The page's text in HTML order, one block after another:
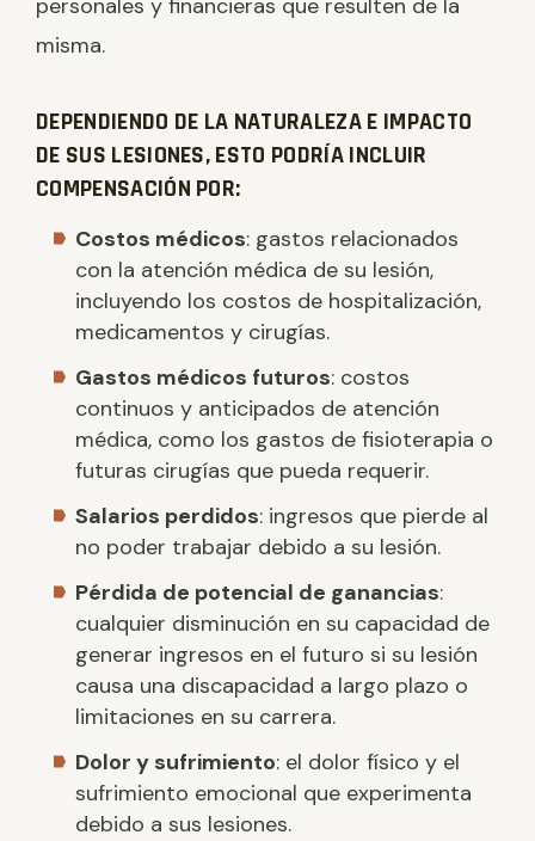
personales y financieras que resulten de la
misma.
DEPENDIENDO DE LA NATURALEZA E IMPACTO
DE SUS LESIONES, ESTO PODRÍA INCLUIR
COMPENSACIÓN POR:
Costos médicos: gastos relacionados
con la atención médica de su lesión,
incluyendo los costos de hospitalización,
medicamentos y cirugías.
Gastos médicos futuros: costos
continuos y anticipados de atención
médica, como los gastos de fisioterapia o
futuras cirugías que pueda requerir.
Salarios perdidos: ingresos que pierde al
no poder trabajar debido a su lesión.
Pérdida de potencial de ganancias:
cualquier disminución en su capacidad de
generar ingresos en el futuro si su lesión
causa una discapacidad a largo plazo o
limitaciones en su carrera.
Dolor y sufrimiento: el dolor físico y el
sufrimiento emocional que experimenta
debido a sus lesiones.